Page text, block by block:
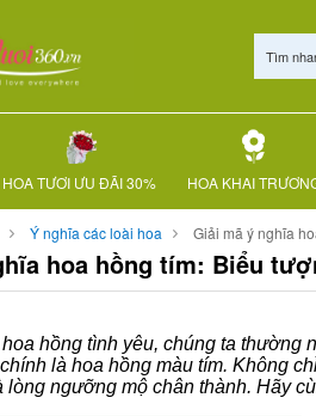
Tìm
HOA TƯƠI ƯU ĐÃI 30% HOA KHAI
Ý nghĩa các loài hoa Giải mã ý nghĩa
hoa hồng tím: Biểu
hồng tình yêu, chúng ta thường
là hoa hồng màu tím. Không
lòng ngưỡng mộ chân thành. Hãy